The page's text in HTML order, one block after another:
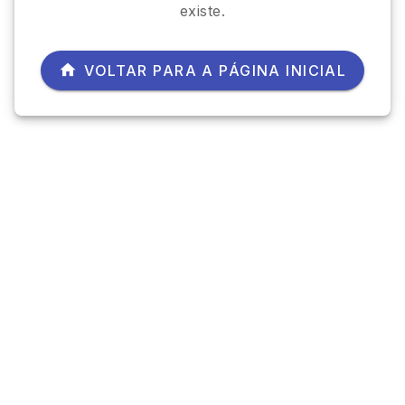
existe.
VOLTAR PARA A PÁGINA INICIAL